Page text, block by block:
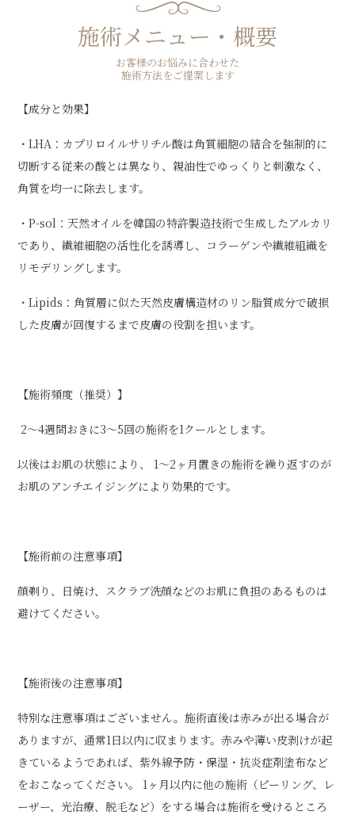
施術メニュー・概要
お客様のお悩みに合わせた
施術方法をご提案します
【成分と効果】
・LHA：カプリロイルサリチル酸は角質細胞の結合を強制的に
切断する従来の酸とは異なり、親油性でゆっくりと刺激なく、
角質を均一に除去します。
・P-sol：天然オイルを韓国の特許製造技術で生成したアルカリ
であり、繊維細胞の活性化を誘導し、コラーゲンや繊維組織を
リモデリングします。
・Lipids：角質層に似た天然皮膚構造材のリン脂質成分で破損
した皮膚が回復するまで皮膚の役割を担います。
【施術頻度（推奨）】
2〜4週間おきに3〜5回の施術を1クールとします。
以後はお肌の状態により、 1〜2ヶ月置きの施術を繰り返すのが
お肌のアンチエイジングにより効果的です。
【施術前の注意事項】
顔剃り、日焼け、スクラブ洗顔などのお肌に負担のあるものは
避けてください。
【施術後の注意事項】
特別な注意事項はございません。施術直後は赤みが出る場合が
ありますが、通常1日以内に収まります。赤みや薄い皮剥けが起
きているようであれば、紫外線予防・保湿・抗炎症剤塗布など
をおこなってください。 1ヶ月以内に他の施術（ピーリング、レ
ーザー、光治療、脱毛など）をする場合は施術を受けるところ